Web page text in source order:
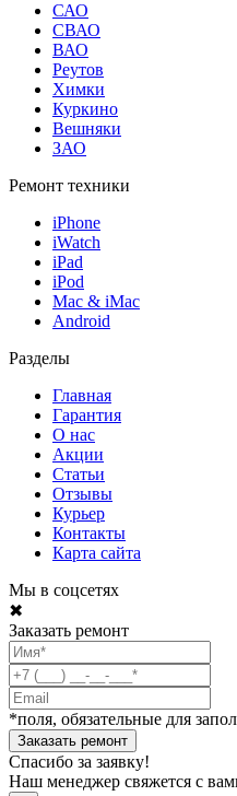
САО
СВАО
ВАО
Реутов
Химки
Куркино
Вешняки
ЗАО
Ремонт техники
iPhone
iWatch
iPad
iPod
Mac & iMac
Android
Разделы
Главная
Гарантия
О нас
Акции
Статьи
Отзывы
Курьер
Контакты
Карта сайта
Мы в соцсетях
✖
Заказать ремонт
*поля, обязательные для
Спасибо за заявку!
Наш менеджер свяжется с